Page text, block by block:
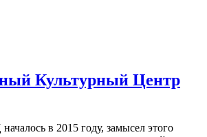
Культурный Центр
в 2015 году, замысел этого